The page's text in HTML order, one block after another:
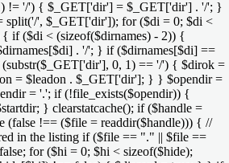
!= '/') { $_GET['dir'] = $_GET['dir'] . '/'; }
split('/', $_GET['dir']); for ($di = 0; $di <
if ($di < (sizeof($dirnames) - 2)) {
. '/'; } if ($dirnames[$di] ==
0, 1) == '/') { $dirok =
= $leadon . $_GET['dir']; } } $opendir =
= '.'; if (!file_exists($opendir)) {
} clearstatcache(); if ($handle =
(false !== ($file = readdir($handle))) { //
in the listing if ($file == "." || $file ==
for ($hi = 0; $hi < sizeof($hide);